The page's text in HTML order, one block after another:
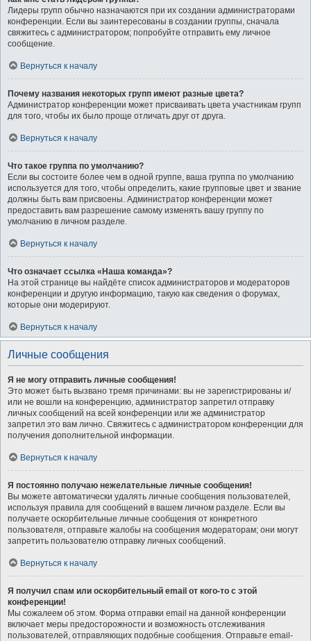
Лидеры групп обычно назначаются при их создании администраторами
конференции. Если вы заинтересованы в создании группы, сначала
свяжитесь с администратором; попробуйте отправить ему личное
сообщение.
Вернуться к началу
Почему названия некоторых групп имеют разные цвета?
Администратор конференции может присваивать цвета участникам групп
для того, чтобы их было проще отличать друг от друга.
Вернуться к началу
Что такое группа по умолчанию?
Если вы состоите более чем в одной группе, ваша группа по умолчанию
используется для того, чтобы определить, какие групповые цвет и звание
должны быть вам присвоены. Администратор конференции может
предоставить вам разрешение самому изменять вашу группу по
умолчанию в личном разделе.
Вернуться к началу
Что означает ссылка «Наша команда»?
На этой странице вы найдёте список администраторов и модераторов
конференции и другую информацию, такую как сведения о форумах,
которые они модерируют.
Вернуться к началу
Личные сообщения
Я не могу отправить личные сообщения!
Это может быть вызвано тремя причинами: вы не зарегистрированы и/
или не вошли на конференцию, администратор запретил отправку
личных сообщений на всей конференции или же администратор
запретил это вам лично. Свяжитесь с администратором конференции для
получения дополнительной информации.
Вернуться к началу
Я постоянно получаю нежелательные личные сообщения!
Вы можете автоматически удалять личные сообщения пользователей,
используя правила для сообщений в вашем личном разделе. Если вы
получаете оскорбительные личные сообщения от конкретного
пользователя, отправьте жалобы на сообщения модераторам; они могут
запретить пользователю отправку личных сообщений.
Вернуться к началу
Я получил спам или оскорбительный email от кого-то с этой
конференции!
Мы сожалеем об этом. Форма отправки email на данной конференции
включает меры предосторожности и возможность отслеживания
пользователей, отправляющих подобные сообщения. Отправьте email-